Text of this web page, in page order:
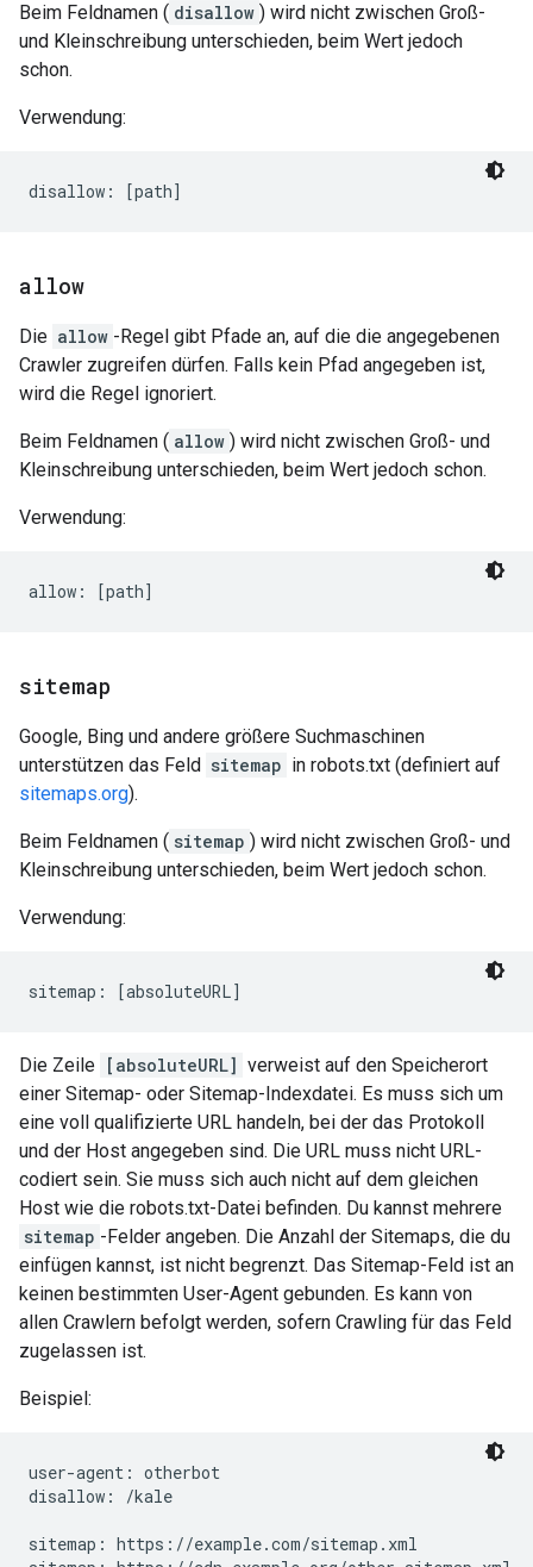
Beim Feldnamen ( disallow ) wird nicht zwischen Groß-
und Kleinschreibung unterschieden, beim Wert jedoch
schon.
Verwendung:
allow
Die allow -Regel gibt Pfade an, auf die die angegebenen
Crawler zugreifen dürfen. Falls kein Pfad angegeben ist,
wird die Regel ignoriert.
Beim Feldnamen ( allow ) wird nicht zwischen Groß- und
Kleinschreibung unterschieden, beim Wert jedoch schon.
Verwendung:
sitemap
Google, Bing und andere größere Suchmaschinen
unterstützen das Feld sitemap in robots.txt (definiert auf
sitemaps.org).
Beim Feldnamen ( sitemap ) wird nicht zwischen Groß- und
Kleinschreibung unterschieden, beim Wert jedoch schon.
Verwendung:
sitemap: [absoluteURL]
Die Zeile [absoluteURL] verweist auf den Speicherort
einer Sitemap- oder Sitemap-Indexdatei. Es muss sich um
eine voll qualifizierte URL handeln, bei der das Protokoll
und der Host angegeben sind. Die URL muss nicht URL-
codiert sein. Sie muss sich auch nicht auf dem gleichen
Host wie die robots.txt-Datei befinden. Du kannst mehrere
sitemap -Felder angeben. Die Anzahl der Sitemaps, die du
einfügen kannst, ist nicht begrenzt. Das Sitemap-Feld ist an
keinen bestimmten User-Agent gebunden. Es kann von
allen Crawlern befolgt werden, sofern Crawling für das Feld
zugelassen ist.
Beispiel:
user-agent: otherbot
disallow: /kale
sitemap: https://example.com/sitemap.xml